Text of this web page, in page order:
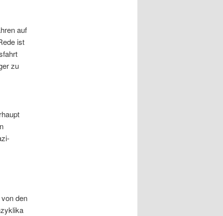
auf
ist
zu
den